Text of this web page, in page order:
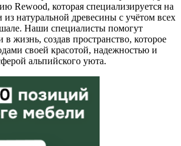
Rewood, которая специализируется на
из натуральной древесины с учётом всех
Наши специалисты помогут
жизнь, создав пространство, которое
своей красотой, надежностью и
альпийского уюта.